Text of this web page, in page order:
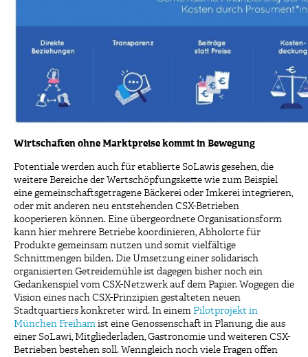
Wirtschaften ohne Marktpreise kommt in Bewegung
Potentiale werden auch für etablierte SoLawis gesehen, die
weitere Bereiche der Wertschöpfungskette wie zum Beispiel
eine gemeinschaftsgetragene Bäckerei oder Imkerei integrieren,
oder mit anderen neu entstehenden CSX-Betrieben
kooperieren können. Eine übergeordnete Organisationsform
kann hier mehrere Betriebe koordinieren, Abholorte für
Produkte gemeinsam nutzen und somit vielfältige
Schnittmengen bilden. Die Umsetzung einer solidarisch
organisierten Getreidemühle ist dagegen bisher noch ein
Gedankenspiel vom CSX-Netzwerk auf dem Papier. Wogegen die
Vision eines nach CSX-Prinzipien gestalteten neuen
Stadtquartiers konkreter wird. In einem Pilotprojekt in
München Freiham ist eine Genossenschaft in Planung, die aus
einer SoLawi, Mitgliederladen, Gastronomie und weiteren CSX-
Betrieben bestehen soll. Wenngleich noch viele Fragen offen